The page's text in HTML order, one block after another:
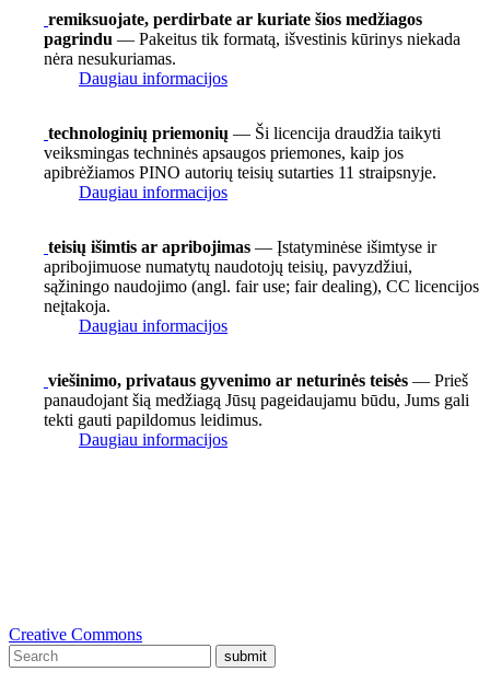
remiksuojate, perdirbate ar kuriate šios medžiagos
pagrindu — Pakeitus tik formatą, išvestinis kūrinys niekada
nėra nesukuriamas.
Daugiau informacijos
technologinių priemonių — Ši licencija draudžia taikyti
veiksmingas techninės apsaugos priemones, kaip jos
apibrėžiamos PINO autorių teisių sutarties 11 straipsnyje.
Daugiau informacijos
teisių išimtis ar apribojimas — Įstatyminėse išimtyse ir
apribojimuose numatytų naudotojų teisių, pavyzdžiui,
sąžiningo naudojimo (angl. fair use; fair dealing), CC licencijos
neįtakoja.
Daugiau informacijos
viešinimo, privataus gyvenimo ar neturinės teisės — Prieš
panaudojant šią medžiagą Jūsų pageidaujamu būdu, Jums gali
tekti gauti papildomus leidimus.
Daugiau informacijos
Creative Commons
submit